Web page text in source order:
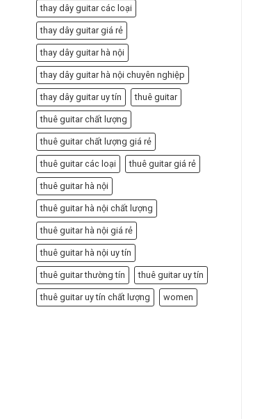
thay dây guitar các loại
thay dây guitar giá rẻ
thay dây guitar hà nội
thay dây guitar hà nội chuyên nghiệp
thay dây guitar uy tín thuê guitar
thuê guitar chất lượng
thuê guitar chất lượng giá rẻ
thuê guitar các loại thuê guitar giá rẻ
thuê guitar hà nội
thuê guitar hà nội chất lượng
thuê guitar hà nội giá rẻ
thuê guitar hà nội uy tín
thuê guitar thường tín thuê guitar uy tín
thuê guitar uy tín chất lượng women